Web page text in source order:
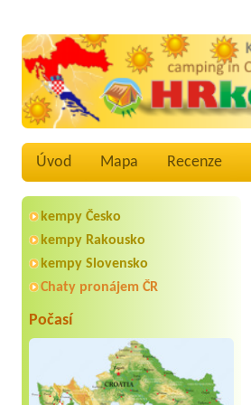
Úvod Mapa Recenze
kempy Česko
kempy Rakousko
kempy Slovensko
Chaty pronájem ČR
Počasí